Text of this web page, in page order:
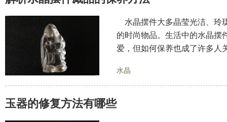
水晶摆件大多晶莹光洁、玲
的时尚物品。生活中的水晶摆
爱，但如何保养也成了许多
水晶
玉器的修复方法有哪些